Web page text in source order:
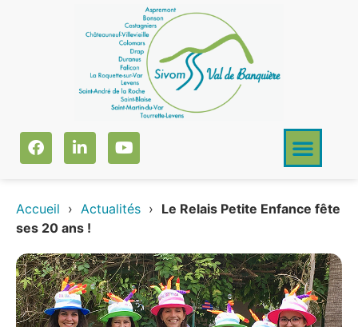
Accueil › Actualités › Le Relais Petite Enfance fête
ses 20 ans !